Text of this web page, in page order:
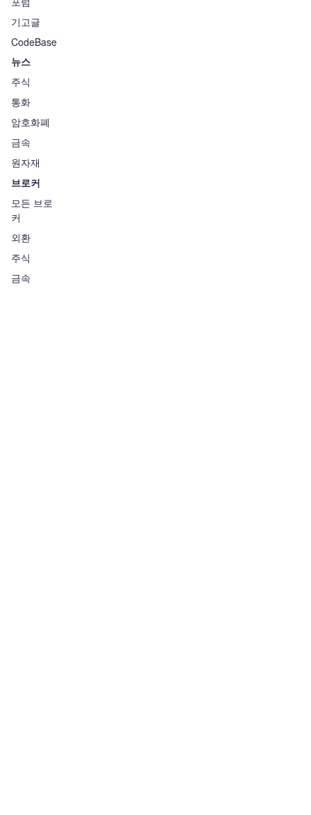
기고글
CodeBase
뉴스
주식
통화
암호화폐
금속
원자재
브로커
모든 브로
커
외환
주식
금속